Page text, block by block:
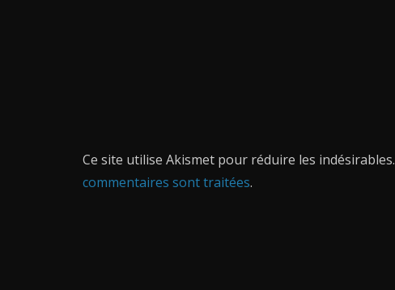
Ce site utilise Akismet pour réduire les indésirables.
commentaires sont traitées.